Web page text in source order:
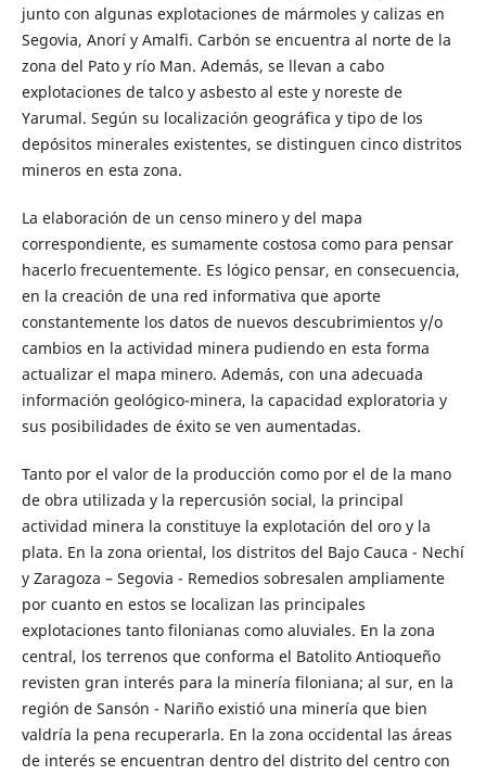
junto con algunas explotaciones de mármoles y calizas en
Segovia, Anorí y Amalfi. Carbón se encuentra al norte de la
zona del Pato y río Man. Además, se llevan a cabo
explotaciones de talco y asbesto al este y noreste de
Yarumal. Según su localización geográfica y tipo de los
depósitos minerales existentes, se distinguen cinco distritos
mineros en esta zona.
La elaboración de un censo minero y del mapa
correspondiente, es sumamente costosa como para pensar
hacerlo frecuentemente. Es lógico pensar, en consecuencia,
en la creación de una red informativa que aporte
constantemente los datos de nuevos descubrimientos y/o
cambios en la actividad minera pudiendo en esta forma
actualizar el mapa minero. Además, con una adecuada
información geológico-minera, la capacidad exploratoria y
sus posibilidades de éxito se ven aumentadas.
Tanto por el valor de la producción como por el de la mano
de obra utilizada y la repercusión social, la principal
actividad minera la constituye la explotación del oro y la
plata. En la zona oriental, los distritos del Bajo Cauca - Nechí
y Zaragoza – Segovia - Remedios sobresalen ampliamente
por cuanto en estos se localizan las principales
explotaciones tanto filonianas como aluviales. En la zona
central, los terrenos que conforma el Batolito Antioqueño
revisten gran interés para la minería filoniana; al sur, en la
región de Sansón - Nariño existió una minería que bien
valdría la pena recuperarla. En la zona occidental las áreas
de interés se encuentran dentro del distrito del centro con